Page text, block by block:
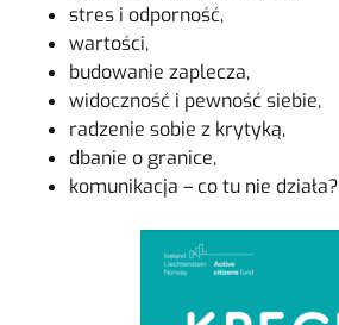
stres i odporność,
wartości,
budowanie zaplecza,
widoczność i pewność siebie,
radzenie sobie z krytyką,
dbanie o granice,
komunikacja – co tu nie działa?